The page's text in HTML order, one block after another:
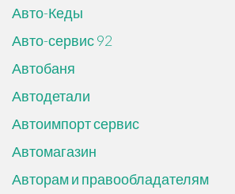
Авто-Кеды
Авто-сервис 92
Автобаня
Автодетали
Автоимпорт сервис
Автомагазин
Авторам и правообладателям